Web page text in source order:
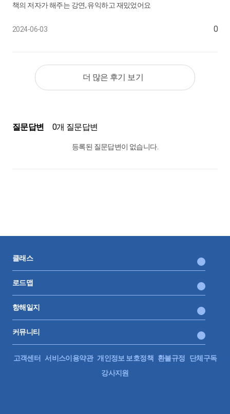
책의 저자가 해주는 강연, 유익하고 재밌었어요
2024-06-03 0
더 많은 후기 보기
질문답변 0개 질문답변
등록된 질문답변이 없습니다.
클래스
로드맵
항해일지
커뮤니티
고객센터 서비스이용약관 개인정보 보호정책 환불규정
단체구독
강사지원